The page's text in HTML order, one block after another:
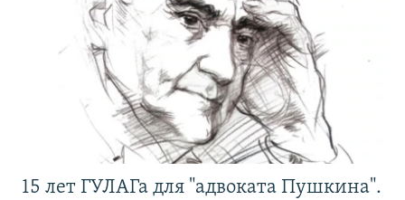
15 лет ГУЛАГа для "адвоката Пушкина".